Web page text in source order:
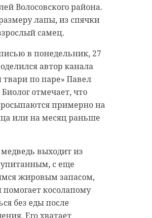
Волосовского района.
лапы, из спячки
самец.
в понедельник, 27
автор канала
твари по паре» Павел
Биолог отмечает, что
примерно на
или на месяц раньше
выходит из
упитанным, с еще
жировым запасом,
косолапому
без еды после
Его хватает
происшествия работала
помощи. Как стало
47channel, Приозерскую
были доставлены
Среди них - 30-
«Форда», а также
и 29-летний
владелец «Лады».
происшествия также
состав пожарной
ГКУ «Леноблпожспас».
отключили
в поврежденных